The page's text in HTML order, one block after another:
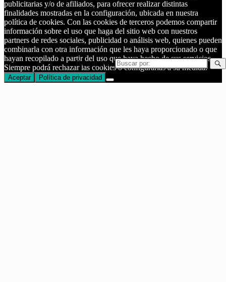
Buscar por:
publicitarias y/o de afiliados, para ofrecer realizar distintas
finalidades mostradas en la configuración, ubicada en nuestra
política de cookies. Con las cookies de terceros podemos compartir
información sobre el uso que haga del sitio web con nuestros
partners de redes sociales, publicidad o análisis web, quienes pueden
combinarla con otra información que les haya proporcionado o que
hayan recopilado a partir del uso que haya hecho de sus servicios.
Siempre podrá rechazar las cookies o configurarlas a su medida.
Aceptar Política de privacidad